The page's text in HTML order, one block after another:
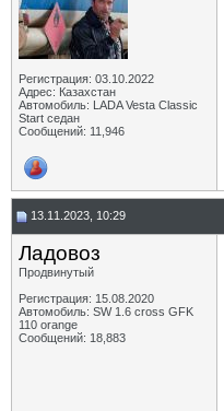
Регистрация: 03.10.2022
Адрес: Казахстан
Автомобиль: LADA Vesta Classic
Start седан
Сообщений: 11,946
13.11.2023, 10:29
Ладовоз
Продвинутый
Регистрация: 15.08.2020
Автомобиль: SW 1.6 cross GFK
110 orange
Сообщений: 18,883